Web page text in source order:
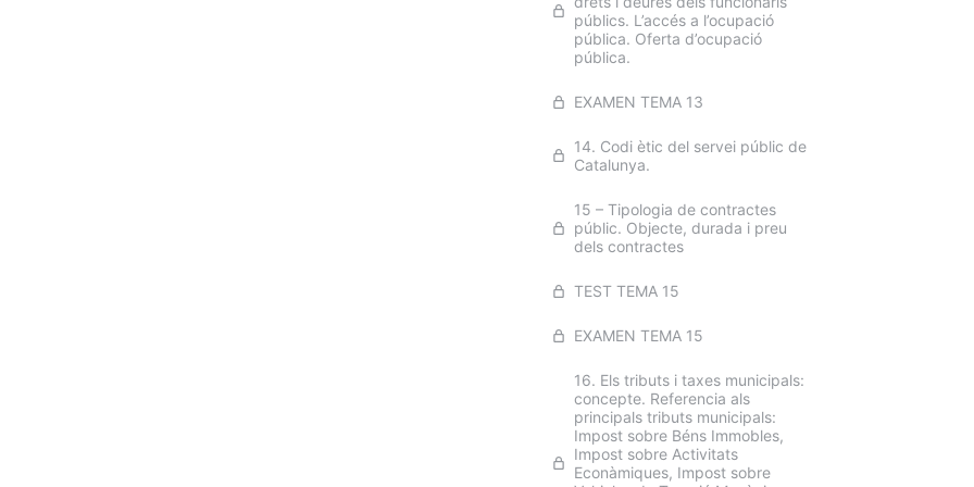
públics. L’accés a l’ocupació
pública. Oferta d’ocupació
pública.
EXAMEN TEMA 13
14. Codi ètic del servei públic de
Catalunya.
15 – Tipologia de contractes
públic. Objecte, durada i preu
dels contractes
TEST TEMA 15
EXAMEN TEMA 15
16. Els tributs i taxes municipals:
concepte. Referencia als
principals tributs municipals:
Impost sobre Béns Immobles,
Impost sobre Activitats
Econàmiques, Impost sobre